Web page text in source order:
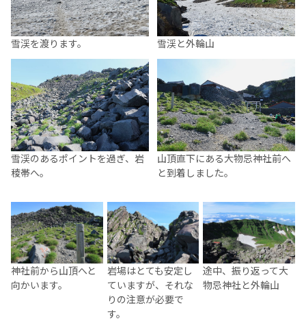
雪渓を渡ります。 雪渓と外輪山
雪渓のあるポイントを過ぎ、岩
稜帯へ。
山頂直下にある大物忌神社前へ
と到着しました。
神社前から山頂へと
向かいます。
岩場はとても安定し
ていますが、それな
りの注意が必要で
す。
途中、振り返って大
物忌神社と外輪山